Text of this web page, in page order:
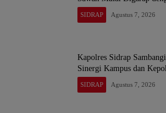
SIDRAP Agustus 7, 2026
Kapolres Sidrap
Sinergi Kampus dan
SIDRAP Agustus 7, 2026